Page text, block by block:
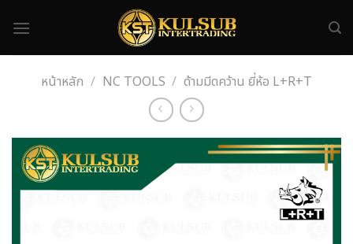
หน้าหลัก / NC TOOLS / ด้ามมีดคว้าน ยี่ห้อ L+R+T